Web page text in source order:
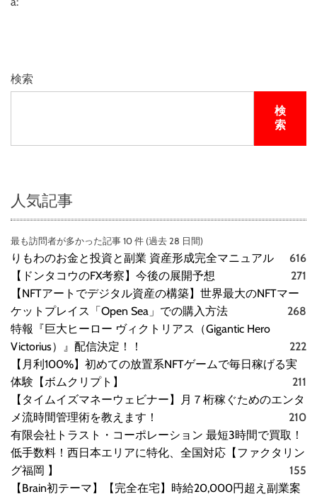
検索
検
索
人気記事
最も訪問者が多かった記事 10 件 (過去 28 日間)
りもわのお金と投資と副業 資産形成完全マニュアル
616
【ドンタコウのFX考察】今後の展開予想
271
【NFTアートでデジタル資産の構築】世界最大のNFTマー
ケットプレイス「Open Sea」での購入方法
268
特報『巨大ヒーロー ヴィクトリアス（Gigantic Hero
Victorius）』配信決定！！
222
【月利100%】初めての放置系NFTゲームで毎日稼げる実
体験【ボムクリプト】
211
【タイムイズマネーウェビナー】月７桁稼ぐためのエンタ
メ流時間管理術を教えます！
210
有限会社トラスト・コーポレーション 最短3時間で買取！
低手数料！西日本エリアに特化、全国対応【ファクタリン
グ福岡 】
155
【Brain初テーマ】【完全在宅】時給20,000円超え副業案